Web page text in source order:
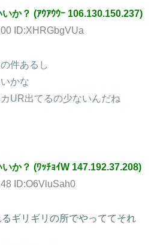
か？ (ｱｳｱｳｳｰ 106.130.150.237)
ID:XHRGbgVUa
件あるし
かな
UR出てるの少ないんだね
か？ (ﾜｯﾁｮｲW 147.192.37.208)
ID:O6VluSah0
ギリギリの所でやっててそれ